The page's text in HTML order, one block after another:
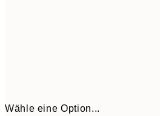
Wähle eine Option...